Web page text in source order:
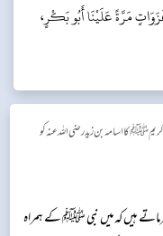
مَرَّةً عَلَيْنَا أَبُو بَكْرٍ،
ﷺ کا اسامہ بن زید رضی اللہ عنہ کو
ہیں کہ میں نبی ﷺ کے ہمراہ